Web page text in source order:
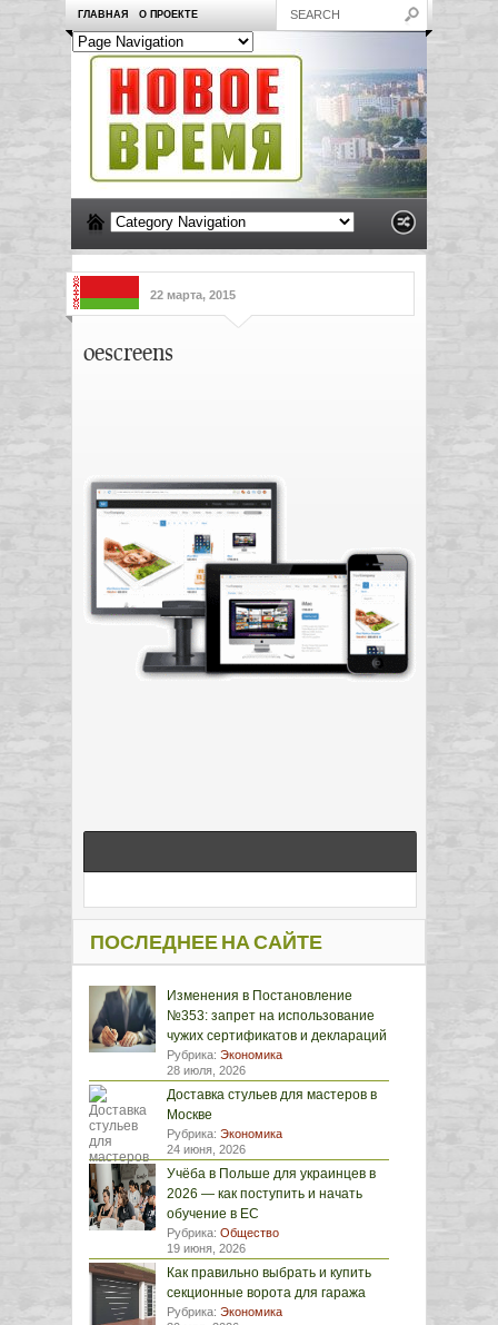
ГЛАВНАЯ О ПРОЕКТЕ
22 марта, 2015
oescreens
ПОСЛЕДНЕЕ НА САЙТЕ
Изменения в Постановление
№353: запрет на использование
чужих сертификатов и деклараций
Рубрика: Экономика
28 июля, 2026
Доставка стульев для мастеров в
Москве
Рубрика: Экономика
24 июня, 2026
Учёба в Польше для украинцев в
2026 — как поступить и начать
обучение в ЕС
Рубрика: Общество
19 июня, 2026
Как правильно выбрать и купить
секционные ворота для гаража
Рубрика: Экономика